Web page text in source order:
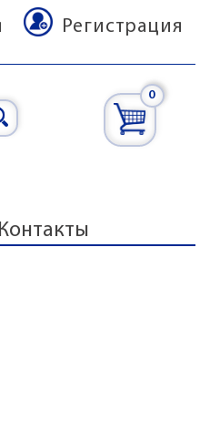
Регистрация
0
Контакты